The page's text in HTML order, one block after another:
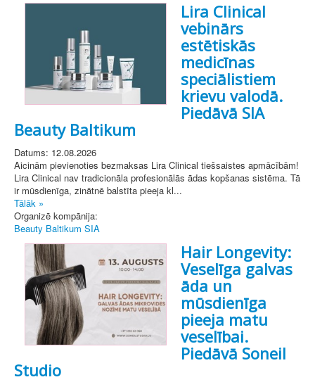
Lira Clinical
vebinārs
estētiskās
medicīnas
speciālistiem
krievu valodā.
Piedāvā SIA
Beauty Baltikum
Datums: 12.08.2026
Aicinām pievienoties bezmaksas Lira Clinical tiešsaistes apmācībām!
Lira Clinical nav tradicionāla profesionālās ādas kopšanas sistēma. Tā
ir mūsdienīga, zinātnē balstīta pieeja kl...
Tālāk »
Organizē kompānija:
Beauty Baltikum SIA
Hair Longevity:
Veselīga galvas
āda un
mūsdienīga
pieeja matu
veselībai.
Piedāvā Soneil
Studio